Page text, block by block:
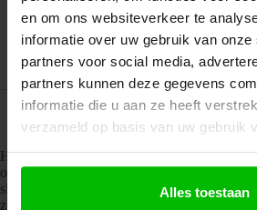
en om ons websiteverkeer te
informatie over uw gebruik van onze
partners voor social media,
partners kunnen deze gegevens
informatie die u aan ze heeft
verzameld op basis van uw gebruik
Alles toestaan
Beschrijving
Aanvullende
Het zit-sta slingerbureau van
oplossing voor flexibel werken zonder
slinger wissel je eenvoudig van zit- naar
zitten en staan houdt je energiek en ontlast je